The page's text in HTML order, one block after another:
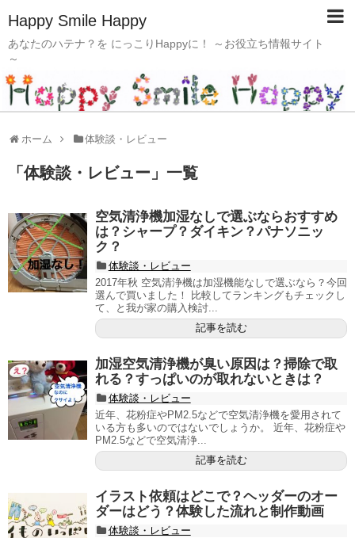
Happy Smile Happy
あなたのハテナ？を にっこりHappyに！ ～お役立ち情報サイト
～
ホーム 体験談・レビュー
「 体験談・レビュー 」 一覧
空気清浄機加湿なしで選ぶならおすすめ
は？シャープ？ダイキン？パナソニッ
ク？
体験談・レビュー
2017年秋 空気清浄機は加湿機能なしで選ぶなら？今回
選んで買いました！ 比較してランキングもチェックし
て、と我が家の購入検討...
記事を読む
加湿空気清浄機が臭い原因は？掃除で取
れる？すっぱいのが取れないときは？
体験談・レビュー
近年、花粉症やPM2.5などで空気清浄機を愛用されて
いる方も多いのではないでしょうか。 近年、花粉症や
PM2.5などで空気清浄...
記事を読む
イラスト依頼はどこで？ヘッダーのオー
ダーはどう？体験した流れと制作動画
体験談・レビュー